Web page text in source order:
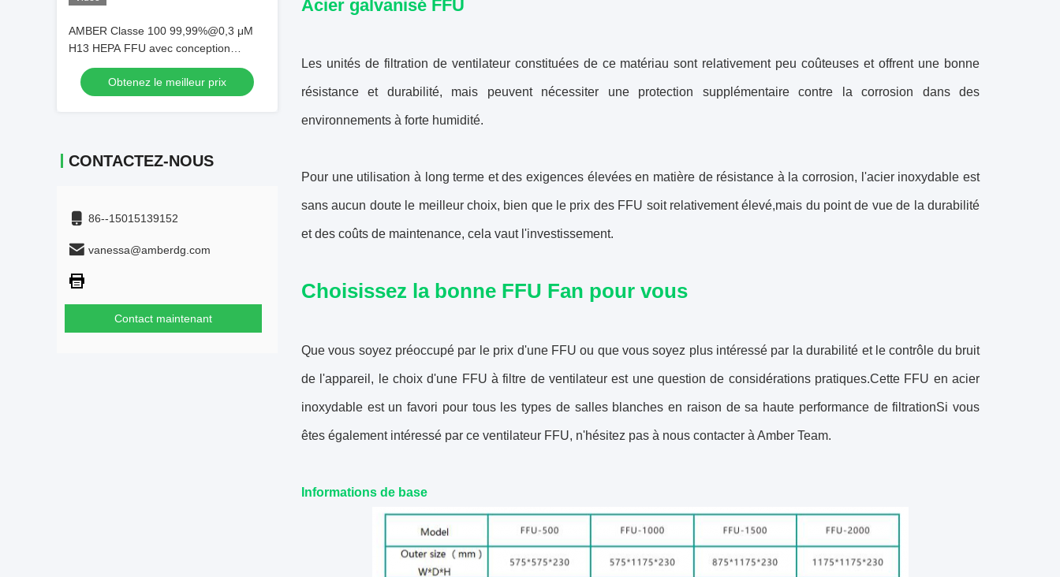
AMBER Classe 100 99,99%@0,3 μM
H13 HEPA FFU avec conception
détachable inférieure
Obtenez le meilleur prix
CONTACTEZ-NOUS
86--15015139152
vanessa@amberdg.com
Contact maintenant
Acier galvanisé FFU
Les unités de filtration de ventilateur constituées de ce matériau sont relativement peu coûteuses et offrent une bonne
résistance et durabilité, mais peuvent nécessiter une protection supplémentaire contre la corrosion dans des
environnements à forte humidité.
Pour une utilisation à long terme et des exigences élevées en matière de résistance à la corrosion, l'acier inoxydable est
sans aucun doute le meilleur choix, bien que le prix des FFU soit relativement élevé,mais du point de vue de la durabilité
et des coûts de maintenance, cela vaut l'investissement.
Choisissez la bonne FFU Fan pour vous
Que vous soyez préoccupé par le prix d'une FFU ou que vous soyez plus intéressé par la durabilité et le contrôle du bruit
de l'appareil, le choix d'une FFU à filtre de ventilateur est une question de considérations pratiques.Cette FFU en acier
inoxydable est un favori pour tous les types de salles blanches en raison de sa haute performance de filtrationSi vous
êtes également intéressé par ce ventilateur FFU, n'hésitez pas à nous contacter à Amber Team.
Informations de base